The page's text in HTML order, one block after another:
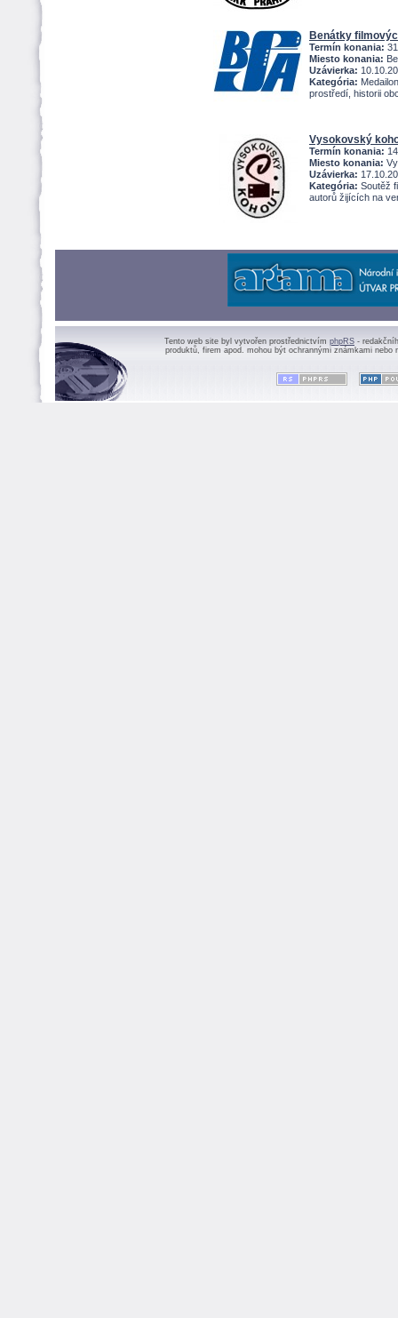
Benátky
Termín konania:
Miesto konania:
Uzávierka:
Kategória:
prostředí, historii
Vysokovský
Termín konania:
Miesto konania:
Uzávierka:
Kategória: Soutěž
autorů žijících na
Tento web site byl vytvořen prostřednictvím phpRS -
produktů, firem apod. mohou být ochrannými známkami